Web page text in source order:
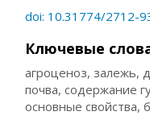
doi: 10.31774/2712-
Ключевые
агроценоз, залежь,
почва, содержание
основные свойства,